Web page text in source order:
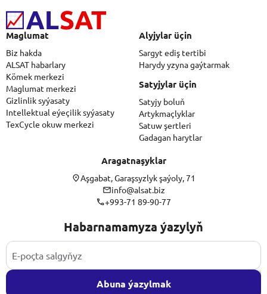
Maglumat
Biz hakda
ALSAT habarlary
Kömek merkezi
Maglumat merkezi
Gizlinlik syýasaty
Intellektual eýeçilik syýasaty
TexCycle okuw merkezi
Alyjylar üçin
Sargyt ediş tertibi
Harydy yzyna gaýtarmak
Satyjylar üçin
Satyjy boluň
Artykmaçlyklar
Satuw şertleri
Gadagan harytlar
Aragatnaşyklar
Aşgabat, Garaşsyzlyk şaýoly, 71
info@alsat.biz
+993-71 89-90-77
Habarnamamyza ýazylyň
Abuna ýazylmak